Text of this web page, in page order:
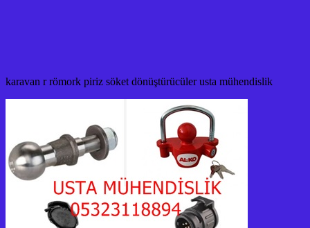
karavan r römork piriz söket dönüştürücüler usta mühendislik